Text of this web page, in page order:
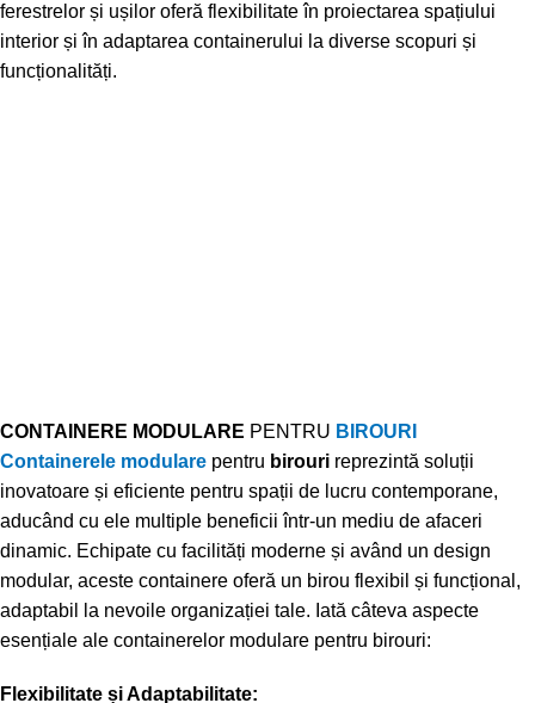
ferestrelor și ușilor oferă flexibilitate în proiectarea spațiului
interior și în adaptarea containerului la diverse scopuri și
funcționalități.
CONTAINERE MODULARE PENTRU BIROURI
Containerele modulare pentru birouri reprezintă soluții
inovatoare și eficiente pentru spații de lucru contemporane,
aducând cu ele multiple beneficii într-un mediu de afaceri
dinamic. Echipate cu facilități moderne și având un design
modular, aceste containere oferă un birou flexibil și funcțional,
adaptabil la nevoile organizației tale. Iată câteva aspecte
esențiale ale containerelor modulare pentru birouri:
Flexibilitate și Adaptabilitate: